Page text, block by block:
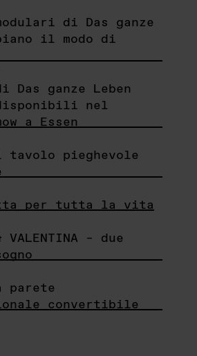
di Das ganze
il modo di
ganze Leben
nel
a Essen
tavolo pieghevole
per tutta la vita
VALENTINA – due
parete
convertibile